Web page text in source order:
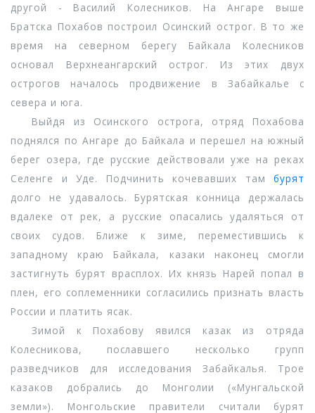
другой - Василий Колесников. На Ангаре выше
Братска Похабов построил Осинский острог. В то же
время на северном берегу Байкала Колесников
основал Верхнеангарский острог. Из этих двух
острогов началось продвижение в Забайкалье с
севера и юга.
Выйдя из Осинского острога, отряд Похабова
поднялся по Ангаре до Байкала и перешел на южный
берег озера, где русские действовали уже на реках
Селенге и Уде. Подчинить кочевавших там бурят
долго не удавалось. Бурятская конница держалась
вдалеке от рек, а русские опасались удаляться от
своих судов. Ближе к зиме, переместившись к
западному краю Байкала, казаки наконец смогли
застигнуть бурят врасплох. Их князь Нарей попал в
плен, его соплеменники согласились признать власть
России и платить ясак.
Зимой к Похабову явился казак из отряда
Колесникова, пославшего несколько групп
разведчиков для исследования Забайкалья. Трое
казаков добрались до Монголии («Мунгальской
земли»). Монгольские правители считали бурят